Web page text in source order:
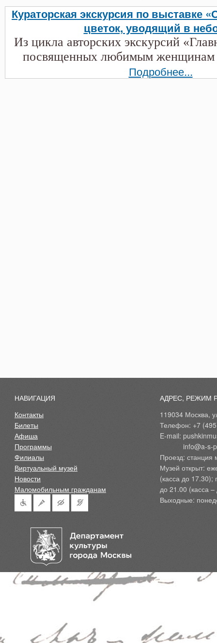
Кураторская экскурсия по выставке
цветок, уводящий в
Из цикла авторских экскурсий
посвященных любимым женщинам
Подробнее...
НАВИГАЦИЯ
Контакты
Билеты
Афиша
Программы
Филиалы
Виртуальный музей
Новости
Маломобильным гражданам
АДРЕС, РЕЖИМ
119034 Москва,
Телефон: +7
E-mail:
Проезд: станция
Музей открыт:
(касса до 17.30);
до 21.00 (касса
Выходные: